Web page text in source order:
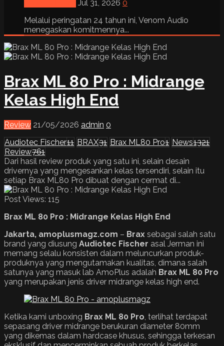
Jul 31, 2026 0
Melalui peringatan 24 tahun ini, Venom Audio
menegaskan komitmennya...
Brax ML 80 Pro : Midrange
Kelas High End
Review 21/05/2026 admin 0
Audiotec Fischer11 BRAX31 Brax ML80 Pro1 News1321
Review761
Dari hasil review produk yang satu ini, selain desain
drivernya yang mengesankan kelas tersendiri, selain itu
setiap Brax ML80 Pro dibuat dengan cermat di...
Post Views: 115
Brax ML 80 Pro : Midrange Kelas High End
Jakarta, amoplusmagz.com – Brax sebagai salah satu
brand yang diusung Audiotec Fischer asal Jerman ini
memang selalu konsisten dalam meluncurkan produk-
produknya yang mengutamakan kualitas, dimana salah
satunya yang masuk lab AmoPlus adalah Brax ML 80 Pro
yang merupakan jenis driver midrange kelas high end.
Ketika kami unboxing Brax ML 80 Pro , terlihat terdapat
sepasang driver midrange berukuran diameter 80mm
yang dikemas dalam hardcase khusus, sehingga terkesan